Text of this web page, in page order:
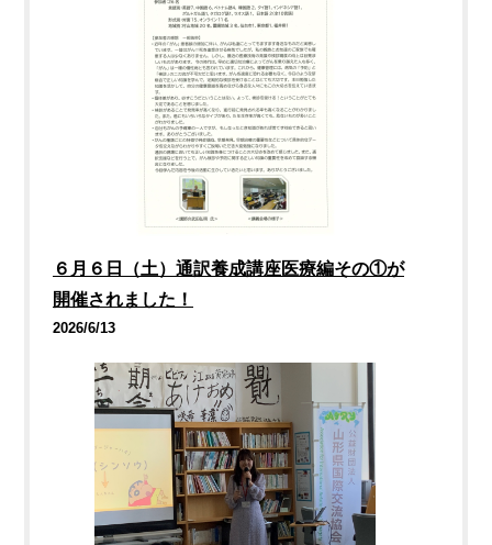
６月６日（土）通訳養成講座医療編その①が
開催されました！
2026/6/13